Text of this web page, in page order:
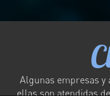
Algunas empresas y
ellas son atendidas